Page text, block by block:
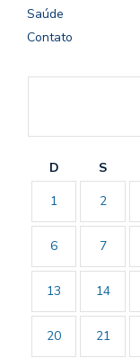
Saúde
Contato
D S
1
2
6 7
13 14
20 21